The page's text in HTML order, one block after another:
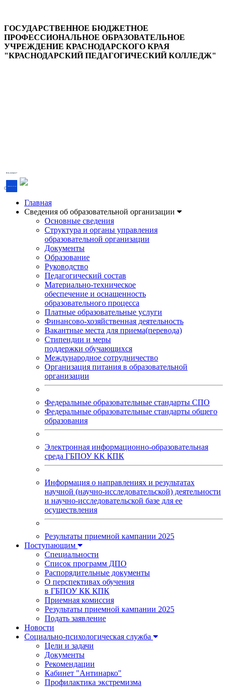
ГОСУДАРСТВЕННОЕ БЮДЖЕТНОЕ
ПРОФЕССИОНАЛЬНОЕ ОБРАЗОВАТЕЛЬНОЕ
УЧРЕЖДЕНИЕ КРАСНОДАРСКОГО КРАЯ
"КРАСНОДАРСКИЙ ПЕДАГОГИЧЕСКИЙ КОЛЛЕДЖ"
Есть вопрос?
Напишите об этом
Главная
Сведения об образовательной организации
Основные сведения
Структура и органы управления
образовательной организации
Документы
Образование
Руководство
Педагогический состав
Материально-техническое
обеспечение и оснащенность
образовательного процесса
Платные образовательные услуги
Финансово-хозяйственная деятельность
Вакантные места для приема(перевода)
Стипендии и меры
поддержки обучающихся
Международное сотрудничество
Организация питания в образовательной
организации
Федеральные образовательные стандарты СПО
Федеральные образовательные стандарты общего
образования
Электронная информационно-образовательная
среда ГБПОУ КК КПК
Информация о направлениях и результатах
научной (научно-исследовательской) деятельности
и научно-исследовательской базе для ее
осуществления
Результаты приемной кампании 2025
Поступающим
Специальности
Список программ ДПО
Распорядительные документы
О перспективах обучения
в ГБПОУ КК КПК
Приемная комиссия
Результаты приемной кампании 2025
Подать заявление
Новости
Социально-психологическая служба
Цели и задачи
Документы
Рекомендации
Кабинет "Антинарко"
Профилактика экстремизма